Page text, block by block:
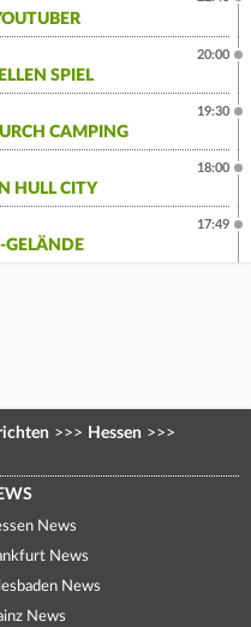
SPIEL
20:00
CAMPING
19:30
HULL CITY
18:00
GELÄNDE
17:49
>>> Hessen >>>
News
News
News
News